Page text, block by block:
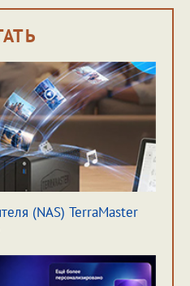
(NAS) TerraMaster